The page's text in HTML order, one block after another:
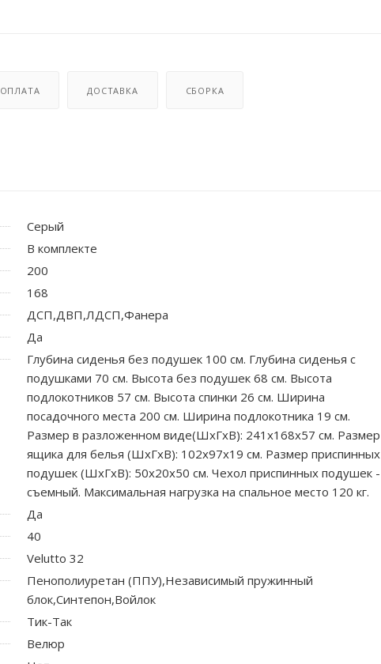
ОПЛАТА ДОСТАВКА СБОРКА
Серый
В комплекте
200
168
ДСП,ДВП,ЛДСП,Фанера
Да
Глубина сиденья без подушек 100 см. Глубина сиденья с
подушками 70 см. Высота без подушек 68 см. Высота
подлокотников 57 см. Высота спинки 26 см. Ширина
посадочного места 200 см. Ширина подлокотника 19 см.
Размер в разложенном виде(ШхГхВ): 241х168х57 см. Размер
ящика для белья (ШхГхВ): 102х97х19 см. Размер приспинных
подушек (ШхГхВ): 50х20х50 см. Чехол приспинных подушек -
съемный. Максимальная нагрузка на спальное место 120 кг.
Да
40
Velutto 32
Пенополиуретан (ППУ),Независимый пружинный
блок,Синтепон,Войлок
Тик-Так
Велюр